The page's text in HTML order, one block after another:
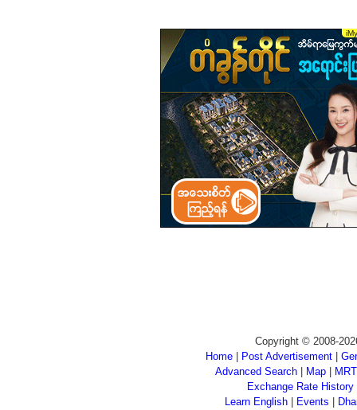
Copyright © 2008-
Home
Post Advertisement
Advanced Search| Map|
Exchange Rate History
Learn English
Events